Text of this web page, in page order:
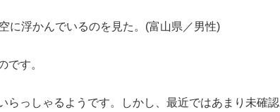
に浮かんでいるのを見た。(富山県／男性)
です。
らっしゃるようです。しかし、最近ではあまり未確認